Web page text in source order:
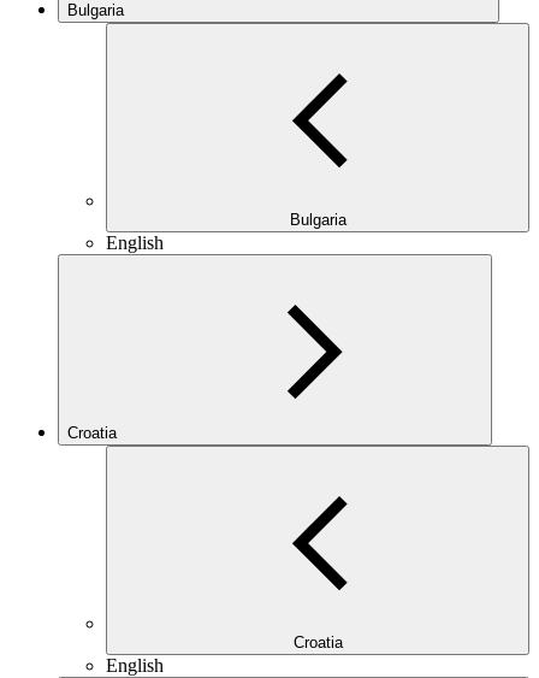
Bulgaria
Bulgaria
English
Croatia
Croatia
English